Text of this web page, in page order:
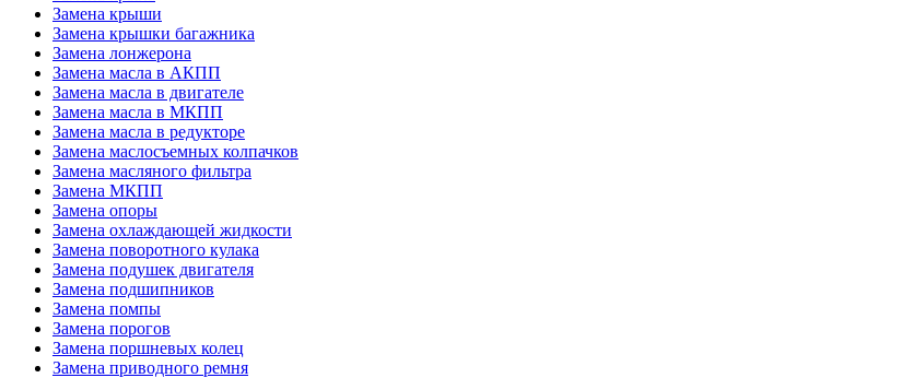
Замена крыши
Замена крышки багажника
Замена лонжерона
Замена масла в АКПП
Замена масла в двигателе
Замена масла в МКПП
Замена масла в редукторе
Замена маслосъемных колпачков
Замена масляного фильтра
Замена МКПП
Замена опоры
Замена охлаждающей жидкости
Замена поворотного кулака
Замена подушек двигателя
Замена подшипников
Замена помпы
Замена порогов
Замена поршневых колец
Замена приводного ремня